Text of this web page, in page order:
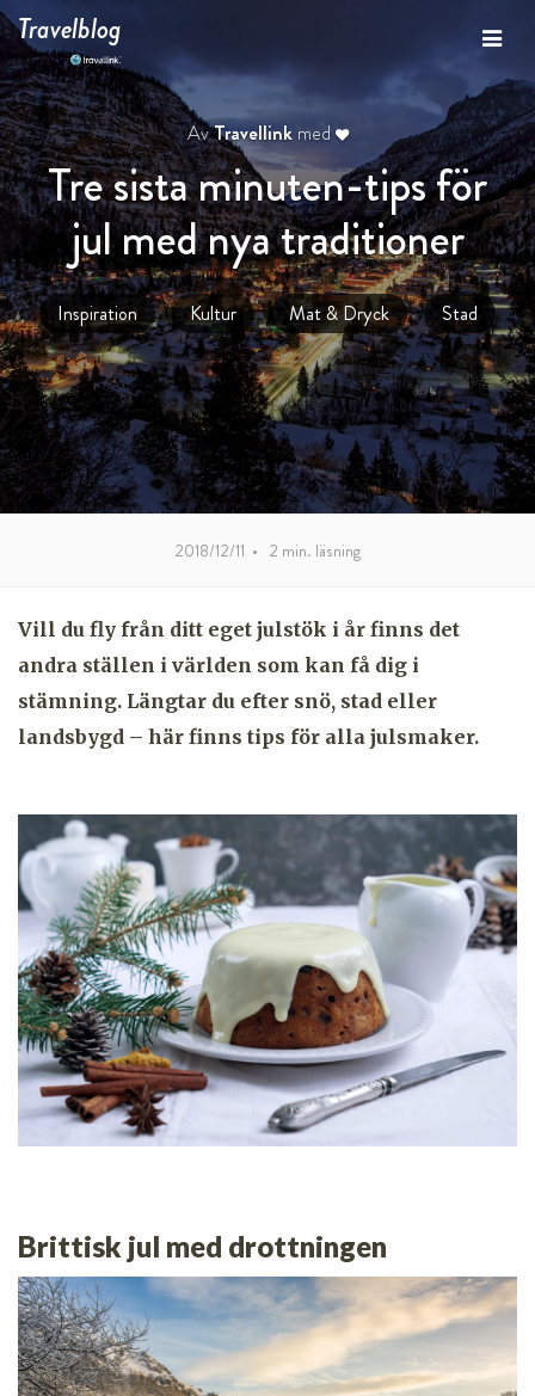
Travelblog
AvTravellinkmed
Tre sista minuten-tips för
jul med nya traditioner
Inspiration Kultur Mat & Dryck Stad
2018/12/11 • 2 min. läsning
Vill du fly från ditt eget julstök i år finns det
andra ställen i världen som kan få dig i
stämning. Längtar du efter snö, stad eller
landsbygd – här finns tips för alla julsmaker.
Brittisk jul med drottningen